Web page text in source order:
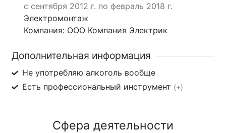
с сентября 2012 г. по февраль 2018 г.
Электромонтаж
Компания: ООО Компания Электрик
Дополнительная информация
Не употребляю алкоголь вообще
Есть профессиональный инструмент (+)
Сфера деятельности